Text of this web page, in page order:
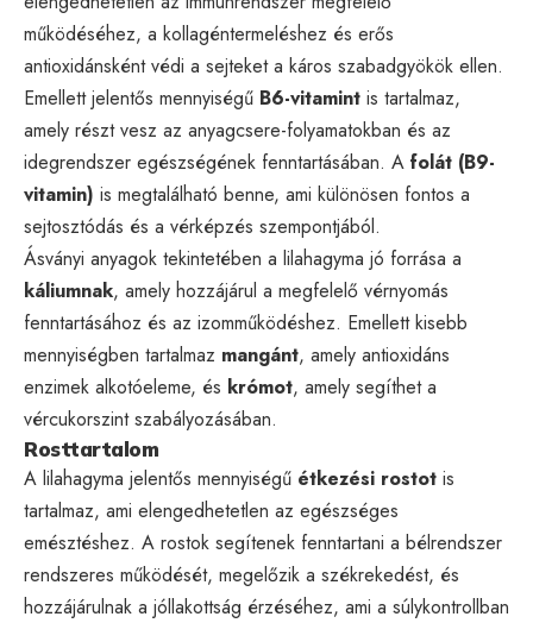
működéséhez, a kollagéntermeléshez és erős
antioxidánsként védi a sejteket a káros szabadgyökök ellen.
Emellett jelentős mennyiségű B6-vitamint is tartalmaz,
amely részt vesz az anyagcsere-folyamatokban és az
idegrendszer egészségének fenntartásában. A folát (B9-
vitamin) is megtalálható benne, ami különösen fontos a
sejtosztódás és a vérképzés szempontjából.
Ásványi anyagok tekintetében a lilahagyma jó forrása a
káliumnak, amely hozzájárul a megfelelő vérnyomás
fenntartásához és az izomműködéshez. Emellett kisebb
mennyiségben tartalmaz mangánt, amely antioxidáns
enzimek alkotóeleme, és krómot, amely segíthet a
vércukorszint szabályozásában.
Rosttartalom
A lilahagyma jelentős mennyiségű étkezési rostot is
tartalmaz, ami elengedhetetlen az egészséges
emésztéshez. A rostok segítenek fenntartani a bélrendszer
rendszeres működését, megelőzik a székrekedést, és
hozzájárulnak a jóllakottság érzéséhez, ami a súlykontrollban